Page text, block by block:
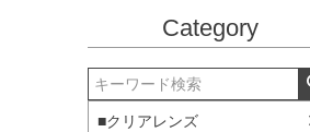
Category
■クリアレンズ